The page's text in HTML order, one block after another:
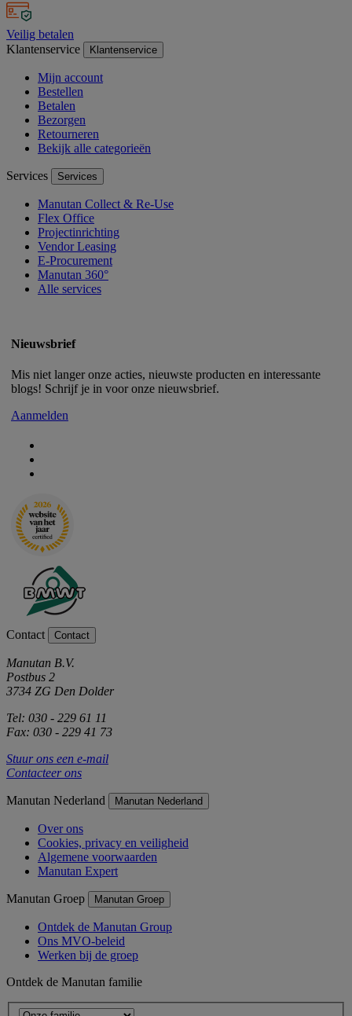
Veilig betalen
Klantenservice
Klantenservice
Mijn account
Bestellen
Betalen
Bezorgen
Retourneren
Bekijk alle categorieën
Services Services
Manutan Collect & Re-Use
Flex Office
Projectinrichting
Vendor Leasing
E-Procurement
Manutan 360°
Alle services
Nieuwsbrief
Mis niet langer onze acties, nieuwste producten en interessante
blogs! Schrijf je in voor onze nieuwsbrief.
Aanmelden
Contact Contact
Manutan B.V.
Postbus 2
3734 ZG Den Dolder
Tel: 030 - 229 61 11
Fax: 030 - 229 41 73
Stuur ons een e-mail
Contacteer ons
Manutan Nederland Manutan Nederland
Over ons
Cookies, privacy en veiligheid
Algemene voorwaarden
Manutan Expert
Manutan Groep Manutan Groep
Ontdek de Manutan Group
Ons MVO-beleid
Werken bij de groep
Ontdek de Manutan familie